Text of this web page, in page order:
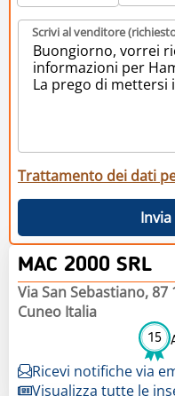
Scrivi al venditore
Trattamento dei dati
MAC 2000 SRL
Via San Sebastiano,
Cuneo Italia
15
Ricevi notifiche via
Visualizza tutte le